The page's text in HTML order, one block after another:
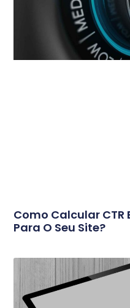
Como Calcular CTR
Para O Seu Site?